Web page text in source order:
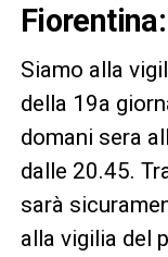
Siamo alla
della 19a
domani sera
dalle 20.45.
sarà
alla vigilia del